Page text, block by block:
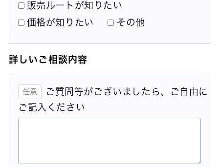
販売ルートが知りたい
価格が知りたい
その他
詳しいご相談内容
ご質問等がございましたら、ご自由に
ご記入ください